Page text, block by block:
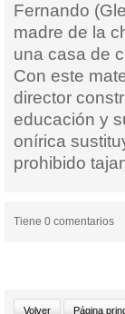
Fernando
madre de la
una casa de
Con este
director
educación y
onírica
prohibido
Tiene 0 comentarios